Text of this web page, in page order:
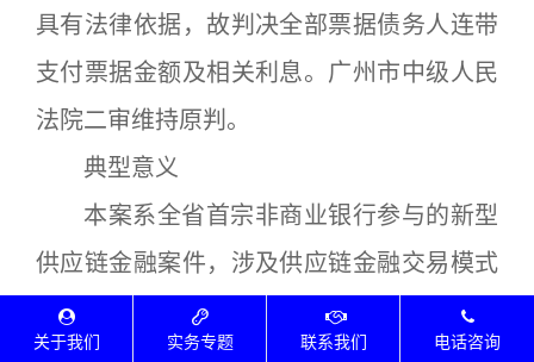
具有法律依据，故判决全部票据债务人连带
支付票据金额及相关利息。广州市中级人民
法院二审维持原判。
典型意义
本案系全省首宗非商业银行参与的新型
供应链金融案件，涉及供应链金融交易模式
的合法性认定问题。本案所涉新型供应链金
关于我们 实务专题 联系我们 电话咨询